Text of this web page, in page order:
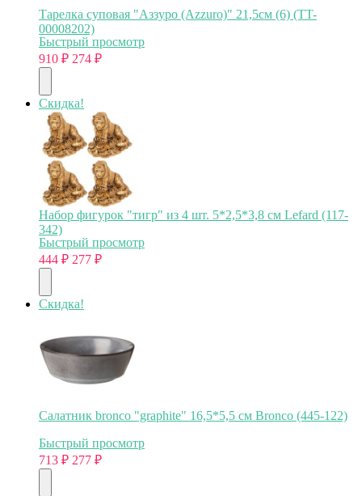
Тарелка суповая "Аззуро (Azzuro)" 21,5см (6) (TT-
00008202)
Быстрый просмотр
910 ₽ 274 ₽
Скидка!
Набор фигурок "тигр" из 4 шт. 5*2,5*3,8 см Lefard (117-
342)
Быстрый просмотр
444 ₽ 277 ₽
Скидка!
Салатник bronco "graphite" 16,5*5,5 см Bronco (445-122)
Быстрый просмотр
713 ₽ 277 ₽